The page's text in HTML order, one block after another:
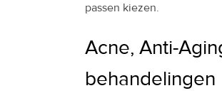
passen kiezen.
Acne, Anti-
behandelingen